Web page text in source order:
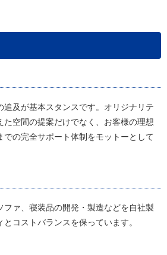
追及が基本スタンスです。オリジナリテ
た空間の提案だけでなく、お客様の理想
での完全サポート体制をモットーとして
ファ、寝装品の開発・製造などを自社製
コストバランスを保っています。